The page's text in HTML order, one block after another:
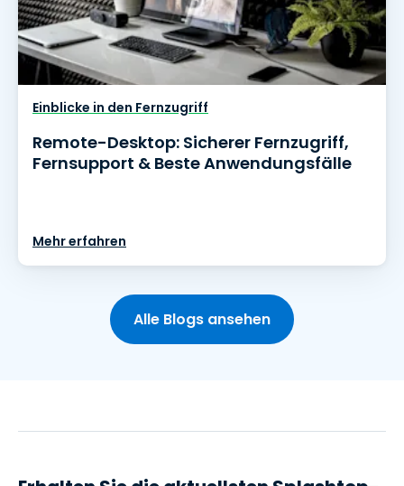
Einblicke in den Fernzugriff
Remote-Desktop: Sicherer Fernzugriff,
Fernsupport & Beste Anwendungsfälle
Mehr erfahren
Alle Blogs ansehen